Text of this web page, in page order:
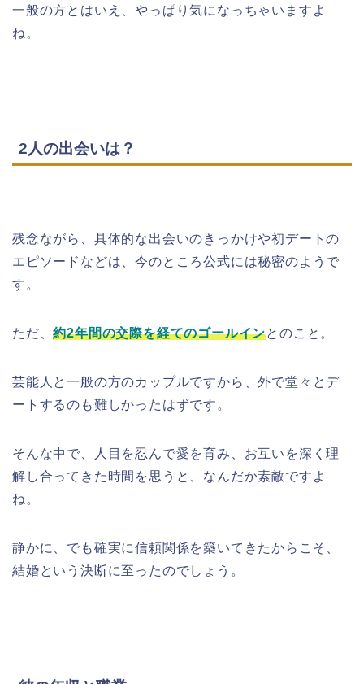
一般の方とはいえ、やっぱり気になっちゃいますよ
ね。
2人の出会いは？
残念ながら、具体的な出会いのきっかけや初デートの
エピソードなどは、今のところ公式には秘密のようで
す。
ただ、約2年間の交際を経てのゴールインとのこと。
芸能人と一般の方のカップルですから、外で堂々とデ
ートするのも難しかったはずです。
そんな中で、人目を忍んで愛を育み、お互いを深く理
解し合ってきた時間を思うと、なんだか素敵ですよ
ね。
静かに、でも確実に信頼関係を築いてきたからこそ、
結婚という決断に至ったのでしょう。